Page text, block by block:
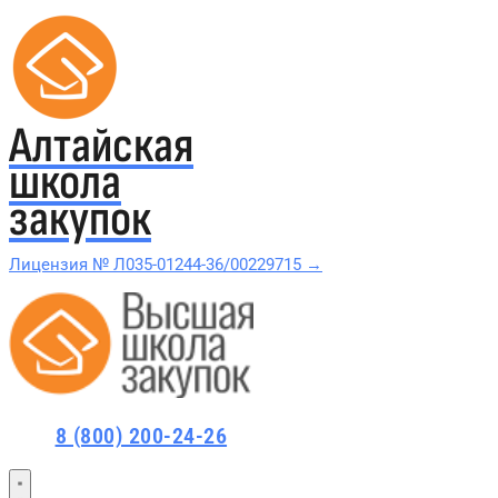
Алтайская
школа
закупок
Лицензия № Л035-01244-36/00229715 →
Проверить в реестре Рособрнадзора →
Курсы по 44-ФЗ
8 (800) 200-24-26